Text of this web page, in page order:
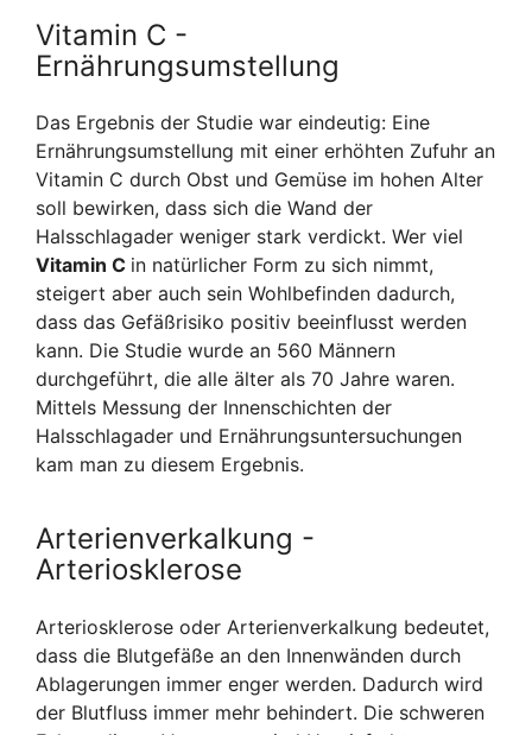
Vitamin C -
Ernährungsumstellung
Das Ergebnis der Studie war eindeutig: Eine
Ernährungsumstellung mit einer erhöhten Zufuhr an
Vitamin C durch Obst und Gemüse im hohen Alter
soll bewirken, dass sich die Wand der
Halsschlagader weniger stark verdickt. Wer viel
Vitamin C in natürlicher Form zu sich nimmt,
steigert aber auch sein Wohlbefinden dadurch,
dass das Gefäßrisiko positiv beeinflusst werden
kann. Die Studie wurde an 560 Männern
durchgeführt, die alle älter als 70 Jahre waren.
Mittels Messung der Innenschichten der
Halsschlagader und Ernährungsuntersuchungen
kam man zu diesem Ergebnis.
Arterienverkalkung -
Arteriosklerose
Arteriosklerose oder Arterienverkalkung bedeutet,
dass die Blutgefäße an den Innenwänden durch
Ablagerungen immer enger werden. Dadurch wird
der Blutfluss immer mehr behindert. Die schweren